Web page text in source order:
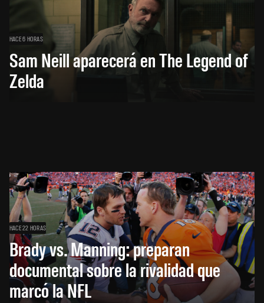
HACE 6 HORAS
Sam Neill aparecerá en The Legend of
Zelda
HACE 22 HORAS
Brady vs. Manning: preparan
documental sobre la rivalidad que
marcó la NFL